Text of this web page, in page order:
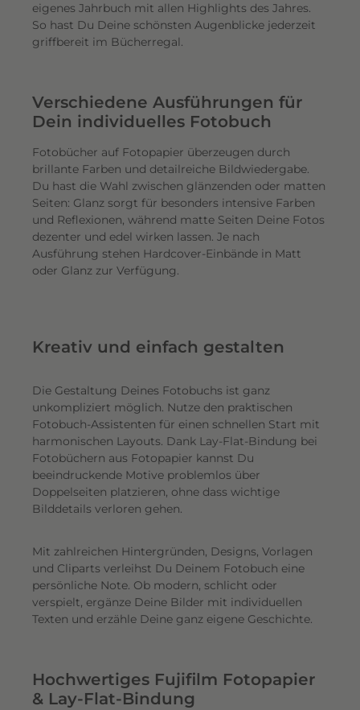
eigenes Jahrbuch mit allen Highlights des Jahres.
So hast Du Deine schönsten Augenblicke jederzeit
griffbereit im Bücherregal.
Verschiedene Ausführungen für
Dein individuelles Fotobuch
Fotobücher auf Fotopapier überzeugen durch
brillante Farben und detailreiche Bildwiedergabe.
Du hast die Wahl zwischen glänzenden oder matten
Seiten: Glanz sorgt für besonders intensive Farben
und Reflexionen, während matte Seiten Deine Fotos
dezenter und edel wirken lassen. Je nach
Ausführung stehen Hardcover-Einbände in Matt
oder Glanz zur Verfügung.
Kreativ und einfach gestalten
Die Gestaltung Deines Fotobuchs ist ganz
unkompliziert möglich. Nutze den praktischen
Fotobuch-Assistenten für einen schnellen Start mit
harmonischen Layouts. Dank Lay-Flat-Bindung bei
Fotobüchern aus Fotopapier kannst Du
beeindruckende Motive problemlos über
Doppelseiten platzieren, ohne dass wichtige
Bilddetails verloren gehen.
Mit zahlreichen Hintergründen, Designs, Vorlagen
und Cliparts verleihst Du Deinem Fotobuch eine
persönliche Note. Ob modern, schlicht oder
verspielt, ergänze Deine Bilder mit individuellen
Texten und erzähle Deine ganz eigene Geschichte.
Hochwertiges Fujifilm Fotopapier
& Lay-Flat-Bindung